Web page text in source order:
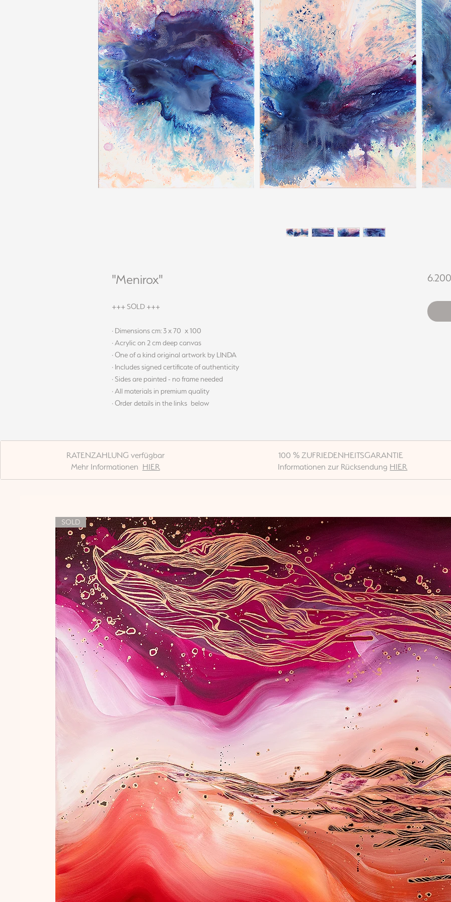
"Menirox"
+++ SOLD +++
· Dimensions cm: 3 x 70 x 100
· Acrylic on 2 cm deep canvas
· One of a kind original artwork by LINDA
· Includes signed certificate of authenticity
· Sides are painted - no frame needed
· All materials in premium quality
· Order details in the links below
RATENZAHLUNG verfügbar
Mehr Informationen HIER
100 % ZUFRIEDENHEITSGARANTIE
Informationen zur Rücksendung HIER
SOLD